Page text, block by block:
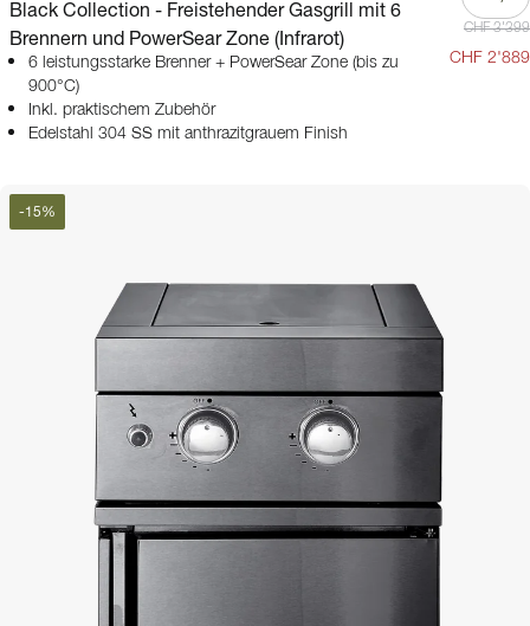
Black Collection - Freistehender Gasgrill mit 6
Brennern und PowerSear Zone (Infrarot)
6 leistungsstarke Brenner + PowerSear Zone (bis zu
900°C)
Inkl. praktischem Zubehör
Edelstahl 304 SS mit anthrazitgrauem Finish
CHF 3'399
CHF 2'889
-15%